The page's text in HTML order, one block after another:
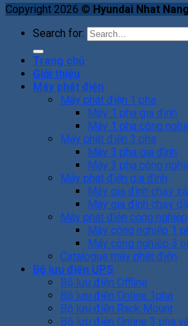
Copyright 2026 © Hyundai Nhat
Search for:
Trang chủ
Giới thiệu
Máy phát điện
Máy phát điện 1 pha
Máy 1 pha gia đình
Máy 1 pha công
Máy phát điện 3 pha
Máy 3 pha gia đình
Máy 3 pha công
Máy phát điện gia đình
Máy gia đình chạy
Máy gia đình chạy
Máy phát điện công nghiệp
Máy công nghiệp 1
Máy công nghiêp 3
Catalogue máy phát điện
Bộ lưu điện UPS
Bộ lưu điện Offline
Bộ lưu điện Online 1pha
Bộ lưu điện Rack Mount
Bộ lưu điện Online 3 pha